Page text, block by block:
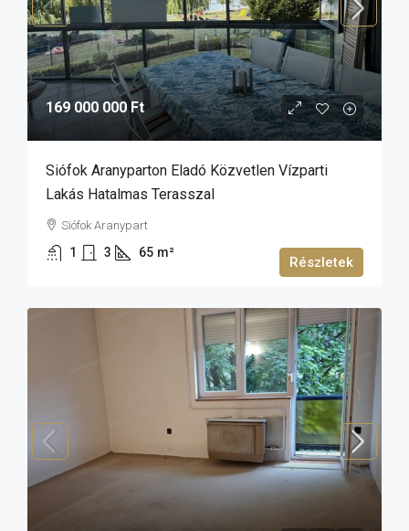
169 000 000 Ft
Siófok Aranyparton Eladó Közvetlen Vízparti
Lakás Hatalmas Terasszal
Siófok Aranypart
1 3 65 m²
Részletek